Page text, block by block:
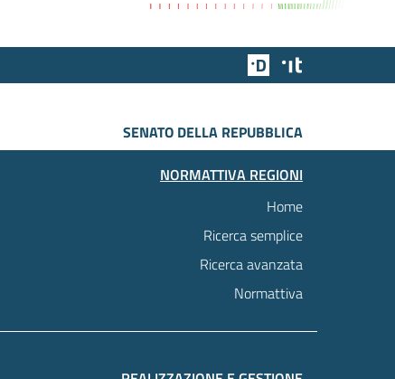
Team Digitale
SENATO DELLA REPUBBLICA
NORMATTIVA REGIONI
Home
Ricerca semplice
Ricerca avanzata
Normattiva